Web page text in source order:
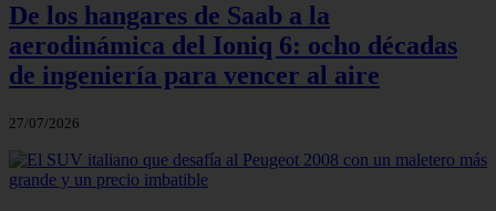
De los hangares de Saab a la
aerodinámica del Ioniq 6: ocho décadas
de ingeniería para vencer al aire
27/07/2026